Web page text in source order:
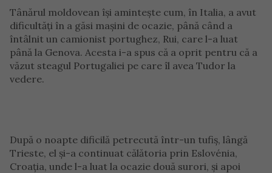
Tânărul moldovean își amintește cum, în Italia, a avut
dificultăți în a găsi mașini de ocazie, până când a
întâlnit un camionist portughez, Rui, care l-a luat
până la Genova. Acesta i-a spus că a oprit pentru că a
văzut steagul Portugaliei pe care îl avea Tudor la
vedere.
După o noapte dificilă petrecută într-un tufiș, lângă
Trieste, el și-a continuat călătoria prin Eslovénia,
Croația, unde l-a luat la ocazie două surori, și apoi